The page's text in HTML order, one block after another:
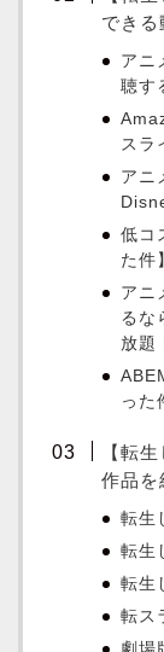
できる
アニ
聴す
スラ
アニ
低コ
た件
アニ
るな
放題
った
【転
作品を
転生
転生
転生
転ス